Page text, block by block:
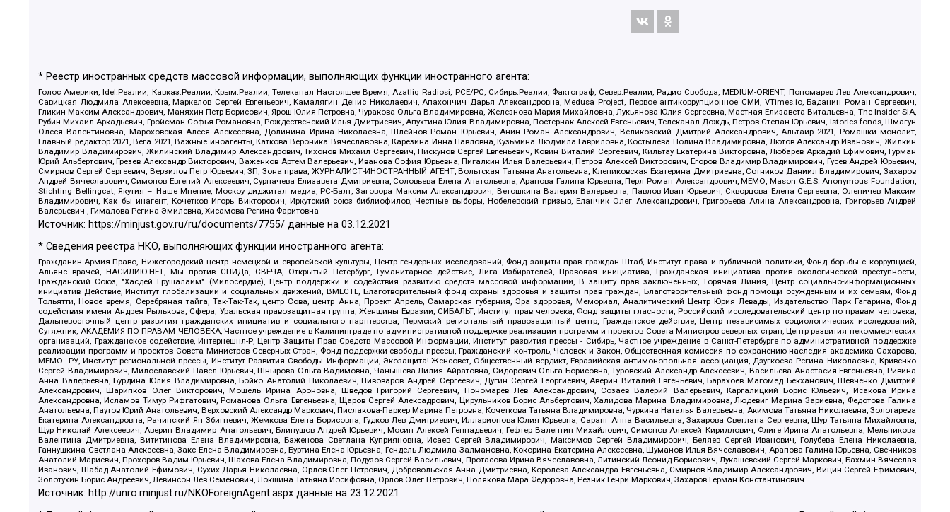
* Реестр иностранных средств массовой информации, выполняющих функции иностранного агента:
Голос Америки, Idel.Реалии, Кавказ.Реалии, Крым.Реалии, Телеканал Настоящее Время, Azatliq Radiosi, PCE/PC, Сибирь.Реалии, Фактограф, Север.Реалии, Радио Свобода, MEDIUM-ORIENT, Пономарев Лев Александрович,
Савицкая Людмила Алексеевна, Маркелов Сергей Евгеньевич, Камалягин Денис Николаевич, Апахончич Дарья Александровна, Medusa Project, Первое антикоррупционное СМИ, VTimes.io, Баданин Роман Сергеевич,
Гликин Максим Александрович, Маняхин Петр Борисович, Ярош Юлия Петровна, Чуракова Ольга Владимировна, Железнова Мария Михайловна, Лукьянова Юлия Сергеевна, Маетная Елизавета Витальевна, The Insider SIA,
Рубин Михаил Аркадьевич, Гройсман Софья Романовна, Рождественский Илья Дмитриевич, Апухтина Юлия Владимировна, Постернак Алексей Евгеньевич, Телеканал Дождь, Петров Степан Юрьевич, Istories fonds, Шмагун
Олеся Валентиновна, Мароховская Алеся Алексеевна, Долинина Ирина Николаевна, Шлейнов Роман Юрьевич, Анин Роман Александрович, Великовский Дмитрий Александрович, Альтаир 2021, Ромашки монолит,
Главный редактор 2021, Вега 2021, Важные иноагенты, Каткова Вероника Вячеславовна, Карезина Инна Павловна, Кузьмина Людмила Гавриловна, Костылева Полина Владимировна, Лютов Александр Иванович, Жилкин
Владимир Владимирович, Жилинский Владимир Александрович, Тихонов Михаил Сергеевич, Пискунов Сергей Евгеньевич, Ковин Виталий Сергеевич, Кильтау Екатерина Викторовна, Любарев Аркадий Ефимович, Гурман
Юрий Альбертович, Грезев Александр Викторович, Важенков Артем Валерьевич, Иванова София Юрьевна, Пигалкин Илья Валерьевич, Петров Алексей Викторович, Егоров Владимир Владимирович, Гусев Андрей Юрьевич,
Смирнов Сергей Сергеевич, Верзилов Петр Юрьевич, ЗП, Зона права, ЖУРНАЛИСТ-ИНОСТРАННЫЙ АГЕНТ, Вольтская Татьяна Анатольевна, Клепиковская Екатерина Дмитриевна, Сотников Даниил Владимирович, Захаров
Андрей Вячеславович, Симонов Евгений Алексеевич, Сурначева Елизавета Дмитриевна, Соловьева Елена Анатольевна, Арапова Галина Юрьевна, Перл Роман Александрович, МЕМО, Mason G.E.S. Anonymous Foundation,
Stichting Bellingcat, Якутия – Наше Мнение, Москоу диджитал медиа, РС-Балт, Заговора Максим Александрович, Ветошкина Валерия Валерьевна, Павлов Иван Юрьевич, Скворцова Елена Сергеевна, Оленичев Максим
Владимирович, Как бы инагент, Кочетков Игорь Викторович, Иркутский союз библиофилов, Честные выборы, Нобелевский призыв, Еланчик Олег Александрович, Григорьева Алина Александровна, Григорьев Андрей
Валерьевич , Гималова Регина Эмилевна, Хисамова Регина Фаритовна
Источник: https://minjust.gov.ru/ru/documents/7755/ данные на03.12.2021
* Сведения реестра НКО, выполняющих функции иностранного агента:
Гражданин.Армия.Право, Нижегородский центр немецкой и европейской культуры, Центр гендерных исследований, Фонд защиты прав граждан Штаб, Институт права и публичной политики, Фонд борьбы с коррупцией,
Альянс врачей, НАСИЛИЮ.НЕТ, Мы против СПИДа, СВЕЧА, Открытый Петербург, Гуманитарное действие, Лига Избирателей, Правовая инициатива, Гражданская инициатива против экологической преступности,
Гражданский Союз, "Хасдей Ерушалаим" (Милосердие), Центр поддержки и содействия развитию средств массовой информации, В защиту прав заключенных, Горячая Линия, Центр социально-информационных
инициатив Действие, Институт глобализации и социальных движений, ВМЕСТЕ, Благотворительный фонд охраны здоровья и защиты прав граждан, Благотворительный фонд помощи осужденным и их семьям, Фонд
Тольятти, Новое время, Серебряная тайга, Так-Так-Так, центр Сова, центр Анна, Проект Апрель, Самарская губерния, Эра здоровья, Мемориал, Аналитический Центр Юрия Левады, Издательство Парк Гагарина, Фонд
содействия имени Андрея Рылькова, Сфера, Уральская правозащитная группа, Женщины Евразии, СИБАЛЬТ, Институт прав человека, Фонд защиты гласности, Российский исследовательский центр по правам человека,
Дальневосточный центр развития гражданских инициатив и социального партнерства, Пермский региональный правозащитный центр, Гражданское действие, Центр независимых социологических исследований,
Сутяжник, АКАДЕМИЯ ПО ПРАВАМ ЧЕЛОВЕКА, Частное учреждение в Калининграде по административной поддержке реализации программ и проектов Совета Министров северных стран, Центр развития некоммерческих
организаций, Гражданское содействие, Интернешнл-Р, Центр Защиты Прав Средств Массовой Информации, Институт развития прессы - Сибирь, Частное учреждение в Санкт-Петербурге по административной поддержке
реализации программ и проектов Совета Министров Северных Стран, Фонд поддержки свободы прессы, Гражданский контроль, Человек и Закон, Общественная комиссия по сохранению наследия академика Сахарова,
МЕМО. РУ, Институт региональной прессы, Институт Развития Свободы Информации, Экозащита!-Женсовет, Общественный вердикт, Евразийская антимонопольная ассоциация, Дзугкоева Регина Николаевна, Кривенко
Сергей Владимирович, Милославский Павел Юрьевич, Шнырова Ольга Вадимовна, Чанышева Лилия Айратовна, Сидорович Ольга Борисовна, Туровский Александр Алексеевич, Васильева Анастасия Евгеньевна, Ривина
Анна Валерьевна, Бурдина Юлия Владимировна, Бойко Анатолий Николаевич, Пивоваров Андрей Сергеевич, Дугин Сергей Георгиевич, Аверин Виталий Евгеньевич, Барахоев Магомед Бекханович, Шевченко Дмитрий
Александрович, Шарипков Олег Викторович, Мошель Ирина Ароновна, Шведов Григорий Сергеевич, Пономарев Лев Александрович, Созаев Валерий Валерьевич, Каргалицкий Борис Юльевич, Исакова Ирина
Александровна, Исламов Тимур Рифгатович, Романова Ольга Евгеньевна, Щаров Сергей Алексадрович, Цирульников Борис Альбертович, Халидова Марина Владимировна, Людевиг Марина Зариевна, Федотова Галина
Анатольевна, Паутов Юрий Анатольевич, Верховский Александр Маркович, Пислакова-Паркер Марина Петровна, Кочеткова Татьяна Владимировна, Чуркина Наталья Валерьевна, Акимова Татьяна Николаевна, Золотарева
Екатерина Александровна, Рачинский Ян Збигневич, Жемкова Елена Борисовна, Гудков Лев Дмитриевич, Илларионова Юлия Юрьевна, Саранг Анна Васильевна, Захарова Светлана Сергеевна, Щур Татьяна Михайловна,
Щур Николай Алексеевич, Аверин Владимир Анатольевич, Блинушов Андрей Юрьевич, Мосин Алексей Геннадьевич, Гефтер Валентин Михайлович, Симонов Алексей Кириллович, Флиге Ирина Анатольевна, Мельникова
Валентина Дмитриевна, Вититинова Елена Владимировна, Баженова Светлана Куприяновна, Исаев Сергей Владимирович, Максимов Сергей Владимирович, Беляев Сергей Иванович, Голубева Елена Николаевна,
Ганнушкина Светлана Алексеевна, Закс Елена Владимировна, Буртина Елена Юрьевна, Гендель Людмила Залмановна, Кокорина Екатерина Алексеевна, Шуманов Илья Вячеславович, Арапова Галина Юрьевна, Свечников
Анатолий Мариевич, Прохоров Вадим Юрьевич, Шахова Елена Владимировна, Подузов Сергей Васильевич, Протасова Ирина Вячеславовна, Литинский Леонид Борисович, Лукашевский Сергей Маркович, Бахмин Вячеслав
Иванович, Шабад Анатолий Ефимович, Сухих Дарья Николаевна, Орлов Олег Петрович, Добровольская Анна Дмитриевна, Королева Александра Евгеньевна, Смирнов Владимир Александрович, Вицин Сергей Ефимович,
Золотухин Борис Андреевич, Левинсон Лев Семенович, Локшина Татьяна Иосифовна, Орлов Олег Петрович, Полякова Мара Федоровна, Резник Генри Маркович, Захаров Герман Константинович
Источник: http://unro.minjust.ru/NKOForeignAgent.aspx данные на23.12.2021